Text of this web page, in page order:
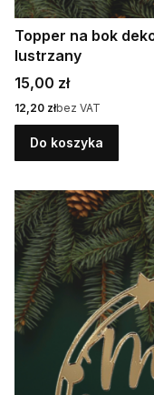
Topper na bok
lustrzany
Cena
15,00 zł
Cena
12,20 złbez VAT
Do koszyka